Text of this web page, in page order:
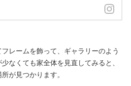
レームを飾って、ギャラリーのよう
なくても家全体を見直してみると、
が見つかります。